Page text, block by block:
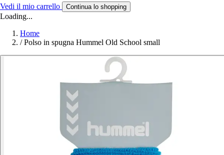
Vedi il mio carrello Continua lo shopping
Loading...
Home
/ Polso in spugna Hummel Old School small